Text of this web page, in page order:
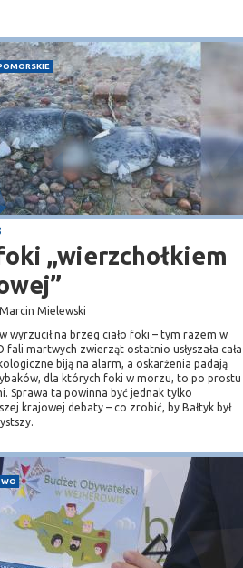
„wierzchołkiem
Mielewski
wyrzucił na brzeg ciało foki – tym razem w
fali martwych zwierząt ostatnio usłyszała cała
biją na alarm, a oskarżenia padają
dla których foki w morzu, to po prostu
Sprawa ta powinna być jednak tylko
krajowej debaty – co zrobić, by Bałtyk był